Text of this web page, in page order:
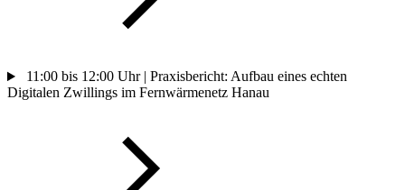
11:00 bis 12:00 Uhr | Praxisbericht: Aufbau eines echten
Digitalen Zwillings im Fernwärmenetz Hanau